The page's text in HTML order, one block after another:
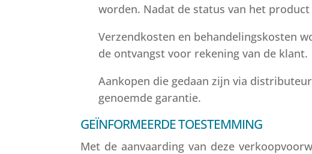
worden. Nadat de status van het
Verzendkosten en behandelingskosten
de ontvangst voor rekening van de klant.
Aankopen die gedaan zijn via
genoemde garantie.
GEÏNFORMEERDE TOESTEMMING
Met de aanvaarding van deze